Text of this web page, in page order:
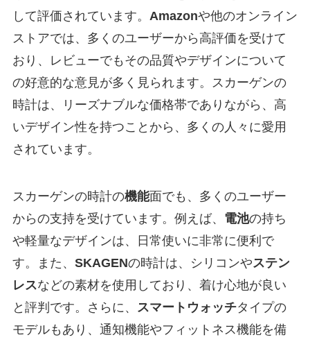
して評価されています。 Amazonや他のオンライン
ストアでは、多くのユーザーから高評価を受けて
おり、レビューでもその品質やデザインについて
の好意的な意見が多く見られます。スカーゲンの
時計は、リーズナブルな価格帯でありながら、高
いデザイン性を持つことから、多くの人々に愛用
されています。
スカーゲンの時計の機能面でも、多くのユーザー
からの支持を受けています。例えば、 電池の持ち
や軽量なデザインは、日常使いに非常に便利で
す。また、 SKAGENの時計は、シリコンやステン
レスなどの素材を使用しており、着け心地が良い
と評判です。さらに、
スマートウォッチタイプの
モデルもあり、通知機能やフィットネス機能を備